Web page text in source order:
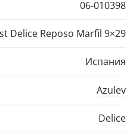
06-010398
Delice Reposo Marfil 9×29
Испания
Azulev
Delice